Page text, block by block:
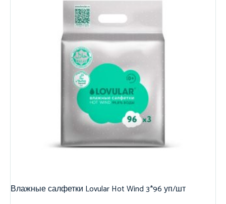
Влажные салфетки Lovular Hot Wind 3*96 уп/шт